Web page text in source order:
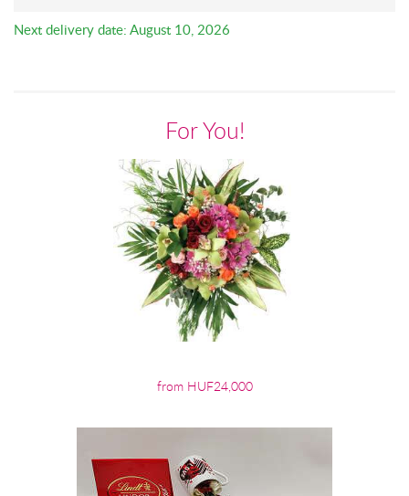
Next delivery date: August 10, 2026
For You!
from HUF24,000